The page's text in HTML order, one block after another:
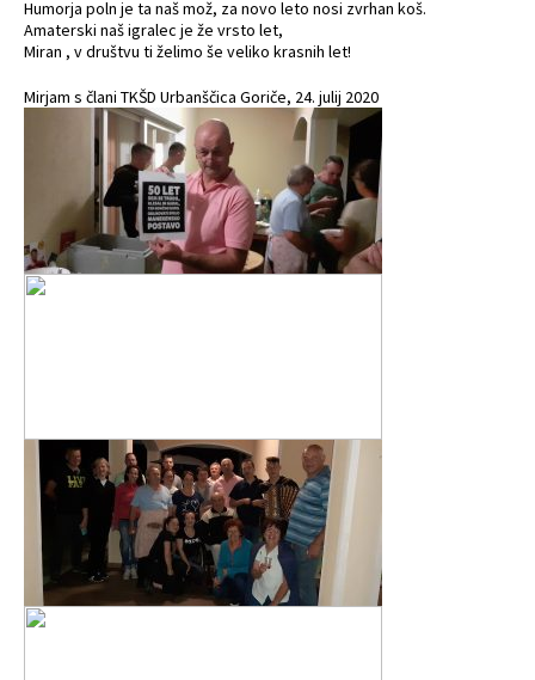
Humorja poln je ta naš mož, za novo leto nosi zvrhan koš.
Amaterski naš igralec je že vrsto let,
Miran , v društvu ti želimo še veliko krasnih let!
Mirjam s člani TKŠD Urbanščica Goriče, 24. julij 2020